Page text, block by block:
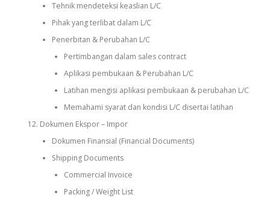
Tehnik mendeteksi keaslian L/C
Pihak yang terlibat dalam L/C
Penerbitan & Perubahan L/C
Pertimbangan dalam sales contract
Aplikasi pembukaan & Perubahan L/C
Latihan mengisi aplikasi pembukaan & perubahan L/C
Memahami syarat dan kondisi L/C disertai latihan
Dokumen Ekspor – Impor
Dokumen Finansial (Financial Documents)
Shipping Documents
Commercial Invoice
Packing / Weight List